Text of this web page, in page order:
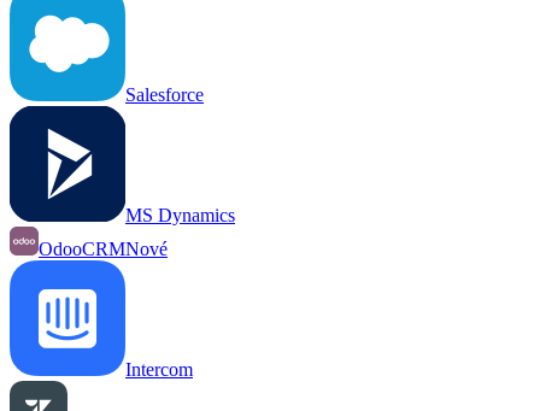
Salesforce
MS Dynamics
OdooCRMNové
Intercom